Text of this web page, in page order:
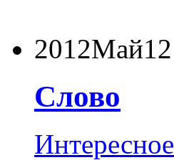
2012Май12
Слово
Интересное